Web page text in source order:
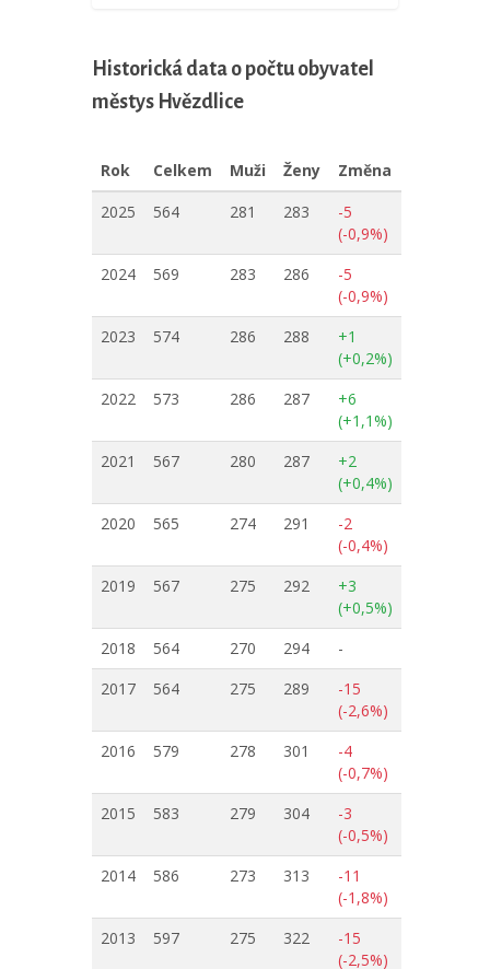
Historická data o počtu obyvatel
městys Hvězdlice
Rok Celkem Muži Ženy
Změna
2025
564 281 283
-5
(-0,9%)
2024
569 283 286
-5
(-0,9%)
2023
574 286 288
+1
(+0,2%)
2022
573 286 287
+6
(+1,1%)
2021
567 280 287
+2
(+0,4%)
2020
565 274 291
-2
(-0,4%)
2019
567 275 292
+3
(+0,5%)
2018
564 270 294
-
2017
564 275 289
-15
(-2,6%)
2016
579 278 301
-4
(-0,7%)
2015
583 279 304
-3
(-0,5%)
2014
586 273 313
-11
(-1,8%)
2013
597 275 322
-15
(-2,5%)